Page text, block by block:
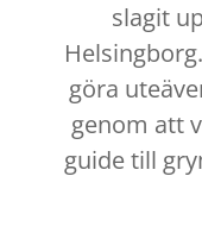
slagit
göra
genom att
guide till